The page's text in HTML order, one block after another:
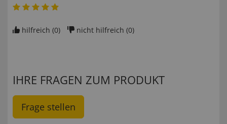
hilfreich (0) nicht hilfreich (0)
IHRE FRAGEN ZUM PRODUKT
Frage stellen